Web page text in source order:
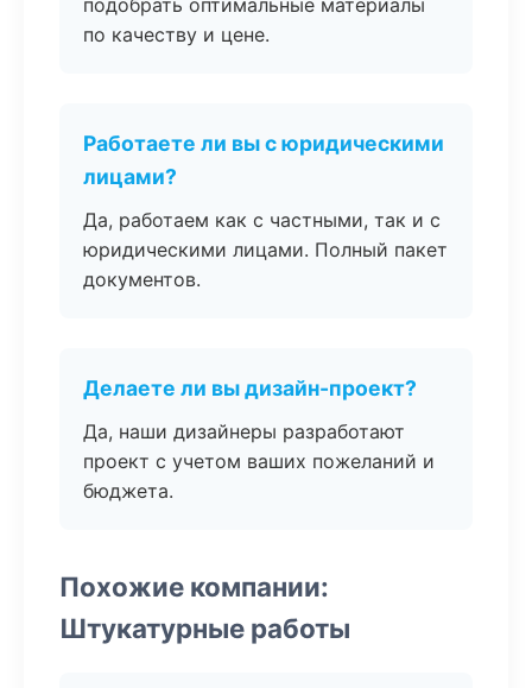
подобрать оптимальные материалы
по качеству и цене.
Работаете ли вы с юридическими
лицами?
Да, работаем как с частными, так и с
юридическими лицами. Полный пакет
документов.
Делаете ли вы дизайн-проект?
Да, наши дизайнеры разработают
проект с учетом ваших пожеланий и
бюджета.
Похожие компании:
Штукатурные работы